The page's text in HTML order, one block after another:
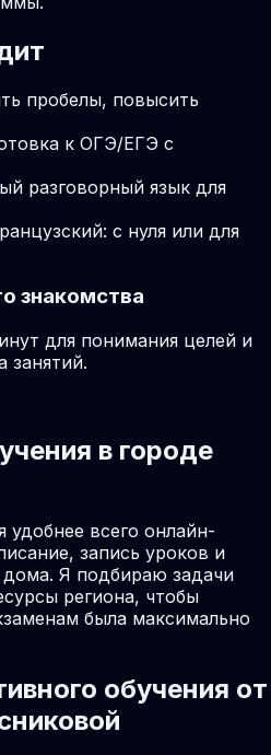
пробелы, повысить
к ОГЭ/ЕГЭ с
разговорный язык для
с нуля или для
знакомства
для понимания целей и
занятий.
в городе
удобнее всего онлайн-
запись уроков и
Я подбираю задачи
региона, чтобы
была максимально
обучения от